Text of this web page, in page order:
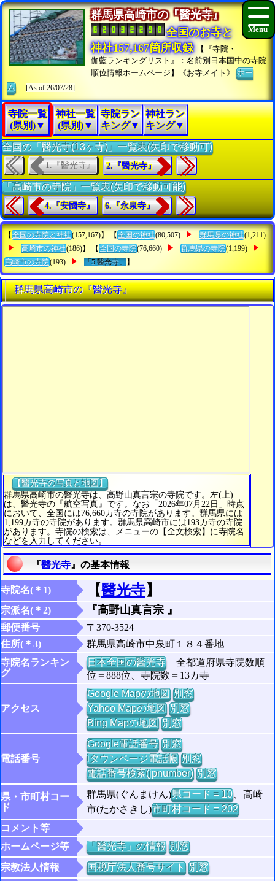
群馬県高崎市の『醫光寺』
全国のお寺と
神社157,167箇所収録
【『寺院・
伽藍ランキングリスト』：名前別日本国中の寺院
順位情報ホームページ】《お寺メイト》ホー
ム
[As of 26/07/28]
寺院一覧
(県別)▼
神社一覧
(県別)▼
寺院ラン
キング▼
神社ラン
キング▼
全国の「醫光寺(13ヶ寺)」一覧表(矢印で移動可)
1.『醫光寺』 2.『醫光寺』
「高崎市の寺院」一覧表(矢印で移動可能)
4.『安國寺』 6.『永泉寺』
【 全国の寺院と神社(157,167)】 【 全国の神社(80,507) 群馬県の神社(1,211)
高崎市の神社(186)】 【 全国の寺院(76,660) 群馬県の寺院(1,199)
高崎市の寺院(193) 「5.醫光寺」 】
群馬県高崎市の『醫光寺』
【醫光寺の写真と地図】
群馬県高崎市の醫光寺は、高野山真言宗の寺院です。左(上)
は、醫光寺の『航空写真』です。なお「2026年07月22日」時点
において、全国には76,660カ寺の寺院があります。群馬県には
1,199カ寺の寺院があります。群馬県高崎市には193カ寺の寺院
があります。寺院の検索は、メニューの【全文検索】に寺院名
などを入力してください。
『醫光寺 』の基本情報
寺院名(＊1) 【醫光寺】
宗派名(＊2) 『高野山真言宗 』
郵便番号
〒370-3524
住所(＊3)
群馬県高崎市中泉町１８４番地
寺院名ランキン
グ
日本全国の醫光寺全都道府県寺院数順
位＝888位、寺院数＝13カ寺
アクセス
Google Mapの地図 別窓
Yahoo Mapの地図 別窓
Bing Mapの地図 別窓
電話番号
Google電話番号 別窓
iタウンページ電話帳 別窓
電話番号検索(jpnumber) 別窓
県・市町村コー
ド
群馬県(ぐんまけん)県コード = 10、高崎
市(たかさきし)市町村コード = 202
コメント等
ホームページ等
「醫光寺」の情報 別窓
宗教法人情報
国税庁法人番号サイト 別窓